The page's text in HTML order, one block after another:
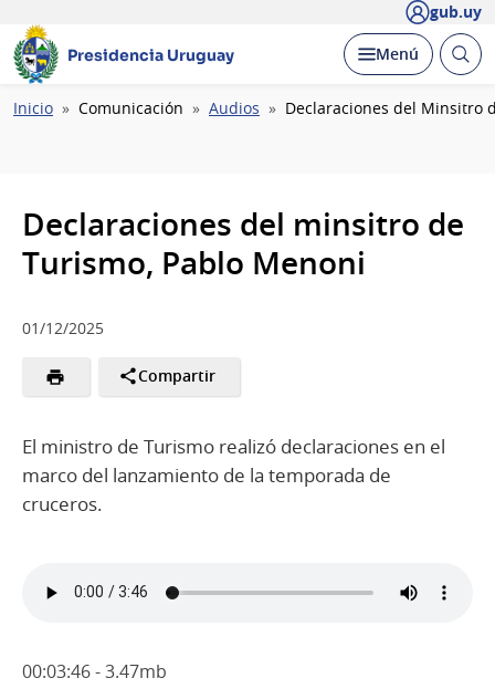
gub.uy
Presidencia Uruguay Desplegar
Menú Abrir
Ruta
Inicio Comunicación Audios Declaraciones del Minsitro
Declaraciones del minsitro de
Turismo, Pablo Menoni
01/12/2025
Compartir
El ministro de Turismo realizó declaraciones en el
marco del lanzamiento de la temporada de
cruceros.
00:03:46 - 3.47mb